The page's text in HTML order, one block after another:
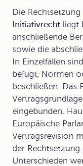
Die
Initiativrecht liegt
anschließende
sowie die
In Einzelfällen
befugt, Normen
beschließen. Das
eingebunden.
Europäische
Vertragsrevision
der Rechtsetzung
Unterschieden